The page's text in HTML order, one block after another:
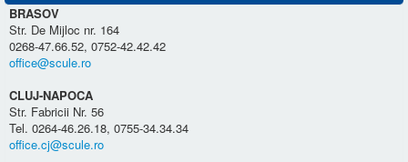
BRASOV
Str. De Mijloc nr. 164
0268-47.66.52, 0752-42.42.42
office@scule.ro
CLUJ-NAPOCA
Str. Fabricii Nr. 56
Tel. 0264-46.26.18, 0755-34.34.34
office.cj@scule.ro